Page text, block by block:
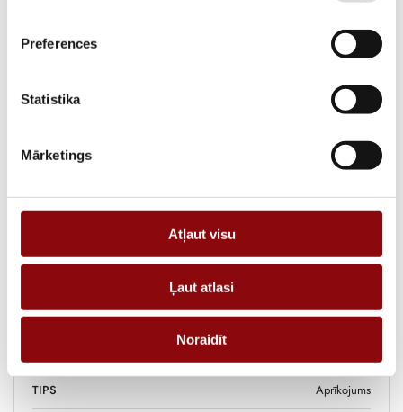
Preferences
Statistika
Mārketings
Atļaut visu
Ļaut atlasi
Noraidīt
RAŽOTĀJS SOCOMEC
TIPS Aprīkojums